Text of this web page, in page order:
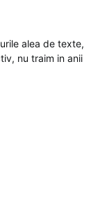
alea de texte,
nu traim in anii